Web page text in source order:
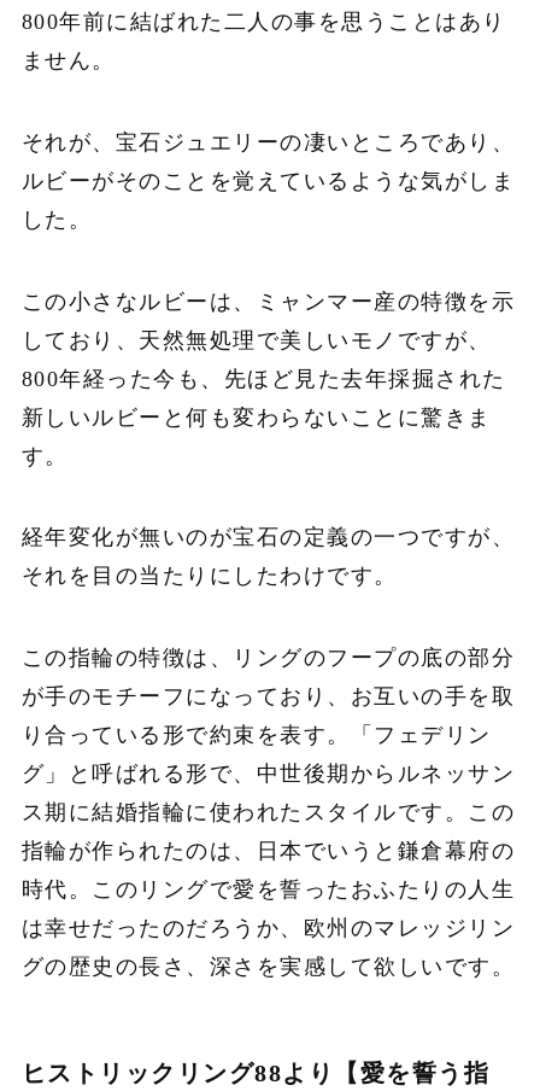
800年前に結ばれた二人の事を思うことはあり
ません。
それが、宝石ジュエリーの凄いところであり、
ルビーがそのことを覚えているような気がしま
した。
この小さなルビーは、ミャンマー産の特徴を示
しており、天然無処理で美しいモノですが、
800年経った今も、先ほど見た去年採掘された
新しいルビーと何も変わらないことに驚きま
す。
経年変化が無いのが宝石の定義の一つですが、
それを目の当たりにしたわけです。
この指輪の特徴は、リングのフープの底の部分
が手のモチーフになっており、お互いの手を取
り合っている形で約束を表す。「フェデリン
グ」と呼ばれる形で、中世後期からルネッサン
ス期に結婚指輪に使われたスタイルです。この
指輪が作られたのは、日本でいうと鎌倉幕府の
時代。このリングで愛を誓ったおふたりの人生
は幸せだったのだろうか、欧州のマレッジリン
グの歴史の長さ、深さを実感して欲しいです。
ヒストリックリング88より【 愛を誓う指